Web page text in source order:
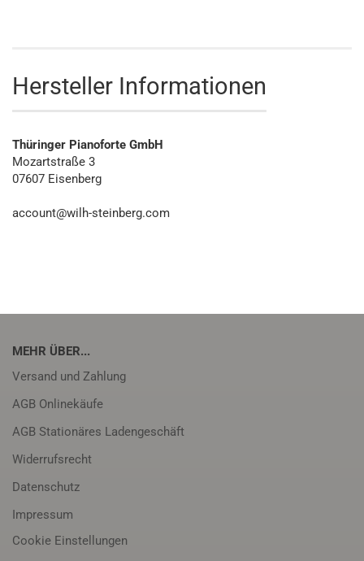
Hersteller Informationen
Thüringer Pianoforte GmbH
Mozartstraße 3
07607 Eisenberg
account@wilh-steinberg.com
MEHR ÜBER...
Versand und Zahlung
AGB Onlinekäufe
AGB Stationäres Ladengeschäft
Widerrufsrecht
Datenschutz
Impressum
Cookie Einstellungen